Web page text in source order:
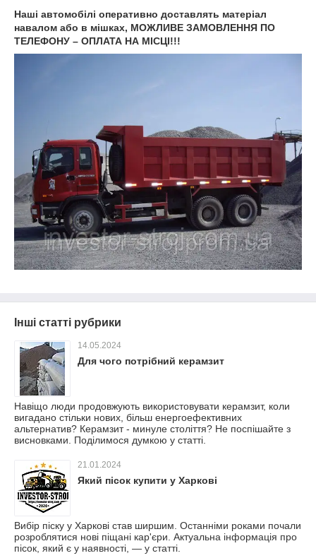
Наші автомобілі оперативно доставлять матеріал
навалом або в мішках, МОЖЛИВЕ ЗАМОВЛЕННЯ ПО
ТЕЛЕФОНУ – ОПЛАТА НА МІСЦІ!!!
Інші статті рубрики
14.05.2024
Для чого потрібний керамзит
Навіщо люди продовжують використовувати керамзит, коли
вигадано стільки нових, більш енергоефективних
альтернатив? Керамзит - минуле століття? Не поспішайте з
висновками. Поділимося думкою у статті.
21.01.2024
Який пісок купити у Харкові
Вибір піску у Харкові став ширшим. Останніми роками почали
розроблятися нові піщані кар'єри. Актуальна інформація про
пісок, який є у наявності, — у статті.